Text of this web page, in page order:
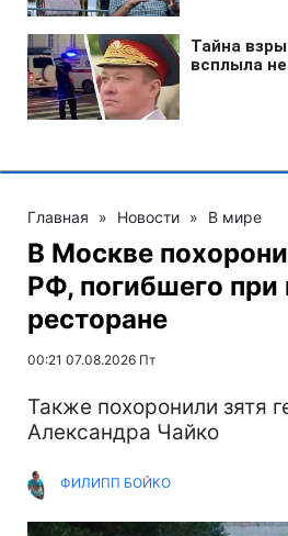
Главная » Новости » В мире
В Москве
РФ, погибшего при
ресторане
00:21 07.08.2026 Пт
Также похоронили зятя
Александра Чайко
ФИЛИПП БОЙКО